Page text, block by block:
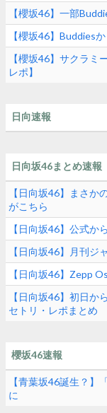
【櫻坂46】一部
【櫻坂46】Buddies
【櫻坂46】サクラミ
レポ】
日向速報
日向坂46まとめ速報
【日向坂46】まさか
がこちら
【日向坂46】公式か
【日向坂46】月刊ジ
【日向坂46】Zepp
【日向坂46】初日
セトリ・レポまとめ
櫻坂46速報
【青葉坂46誕生？】
に